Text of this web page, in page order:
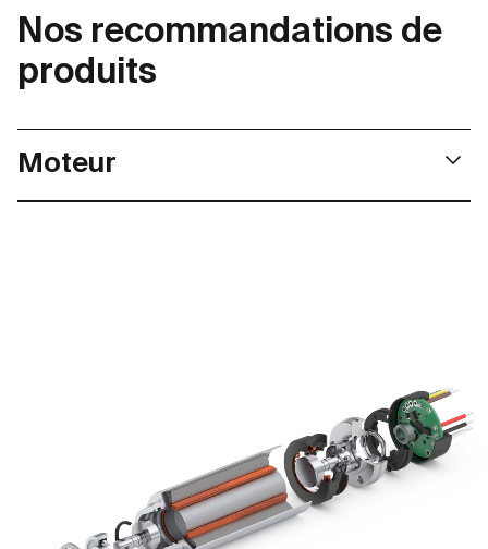
Nos recommandations de
produits
Moteur